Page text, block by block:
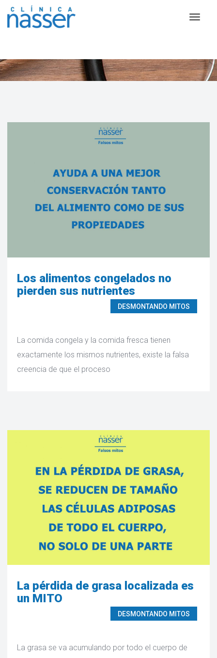
Los alimentos congelados no
pierden sus nutrientes
DESMONTANDO MITOS
La comida congela y la comida fresca tienen
exactamente los mismos nutrientes, existe la falsa
creencia de que el proceso
La pérdida de grasa localizada es
un MITO
DESMONTANDO MITOS
La grasa se va acumulando por todo el cuerpo de